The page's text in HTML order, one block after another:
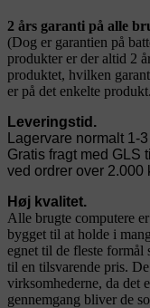
2 års garanti på alle
(Dog er garantien på
produkter er der altid 2
produktet, hvilken
er på det enkelte produkt.
Leveringstid.
Lagervare normalt 1-
Gratis fragt med GLS
ved ordrer over 2.000
Høj kvalitet.
Alle brugte computere
bygget til at holde i
egnet til de fleste formål
til en tilsvarende pris.
virksomhederne, da det
gennemgang bliver de